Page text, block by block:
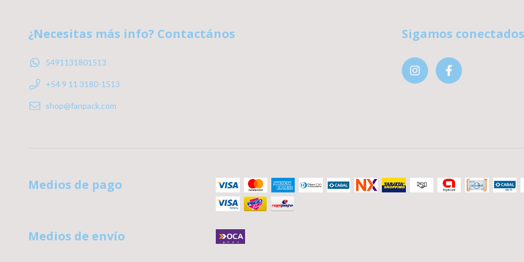
¿Necesitas más info? Contactános
5491131801513
+54 9 11 3180-1513
shop@fanpack.com
Sigamos conectados
Medios de pago
Medios de envío